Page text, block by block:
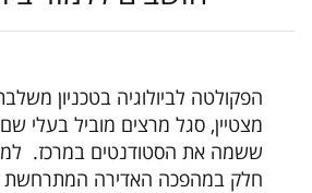
הפקולטה לביולוגיה בטכניון
מצטיין, סגל מרצים מוביל בעלי
ששמה את הסטודנטים במרכז.
חלק במהפכה האדירה המתרחשת